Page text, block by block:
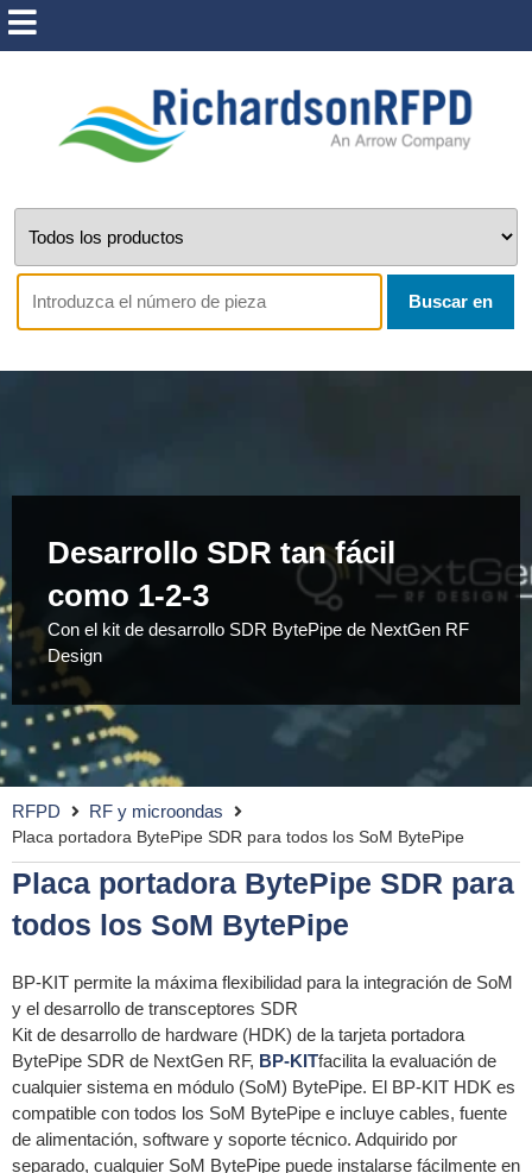
Buscar en
Desarrollo SDR tan fácil
como 1-2-3
Con el kit de desarrollo SDR BytePipe de NextGen RF
Design
RFPD RF y microondas
Placa portadora BytePipe SDR para todos los SoM BytePipe
Placa portadora BytePipe SDR para
todos los SoM BytePipe
BP-KIT permite la máxima flexibilidad para la integración de SoM
y el desarrollo de transceptores SDR
Kit de desarrollo de hardware (HDK) de la tarjeta portadora
BytePipe SDR de NextGen RF, BP-KITfacilita la evaluación de
cualquier sistema en módulo (SoM) BytePipe. El BP-KIT HDK es
compatible con todos los SoM BytePipe e incluye cables, fuente
de alimentación, software y soporte técnico. Adquirido por
separado, cualquier SoM BytePipe puede instalarse fácilmente en